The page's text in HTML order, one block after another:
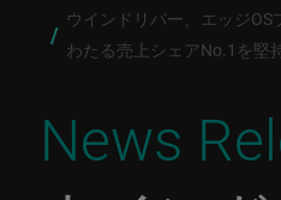
ウインドリバー、エッジ
わたる売上シェアNo.1を堅
News